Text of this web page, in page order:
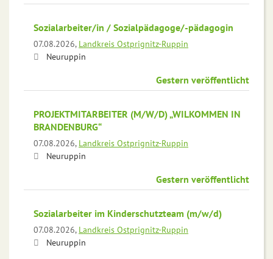
Sozialarbeiter/in / Sozialpädagoge/-pädagogin
07.08.2026, Landkreis Ostprignitz-Ruppin
Neuruppin
Gestern veröffentlicht
PROJEKTMITARBEITER (M/W/D) „WILKOMMEN IN
BRANDENBURG“
07.08.2026, Landkreis Ostprignitz-Ruppin
Neuruppin
Gestern veröffentlicht
Sozialarbeiter im Kinderschutzteam (m/w/d)
07.08.2026, Landkreis Ostprignitz-Ruppin
Neuruppin